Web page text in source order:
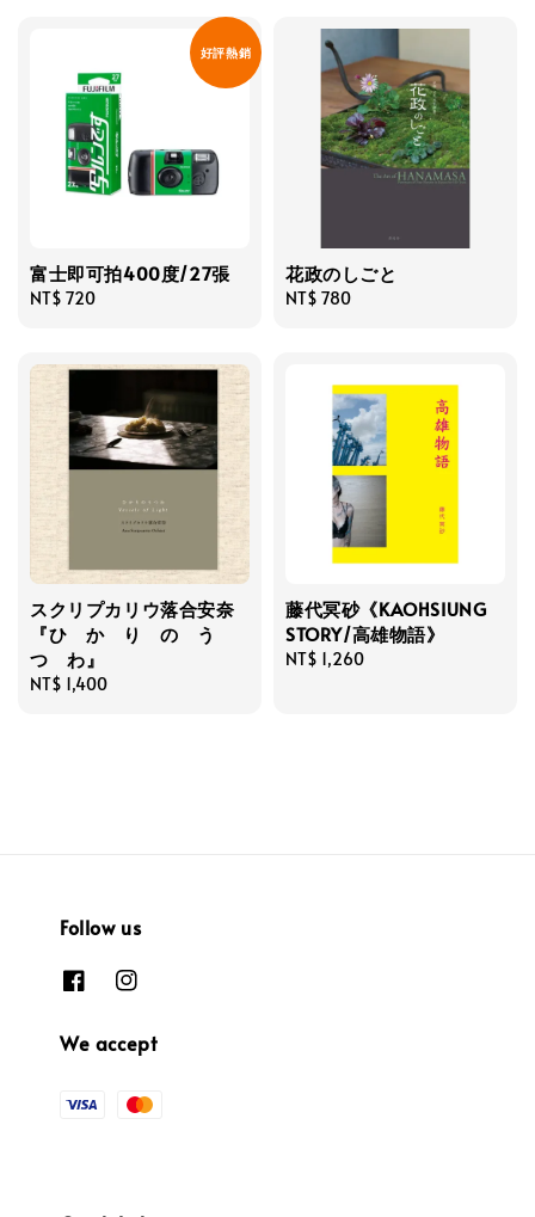
好評熱銷
富士即可拍400度/27張
Regular
NT$ 720
花政のしごと
Regular
NT$ 780
スクリプカリウ落合安奈
『ひ か り の う
つ わ』
Regular
NT$ 1,400
藤代冥砂《KAOHSIUNG
STORY/高雄物語》
Regular
NT$ 1,260
Follow us
We accept